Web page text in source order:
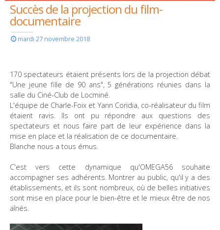
Succès de la projection du film-
documentaire
mardi 27 novembre 2018
170 spectateurs étaient présents lors de la projection débat
"Une jeune fille de 90 ans", 5 générations réunies dans la
salle du Ciné-Club de Locminé.
L'équipe de Charle-Foix et Yann Coridia, co-réalisateur du film
étaient ravis. Ils ont pu répondre aux questions des
spectateurs et nous faire part de leur expérience dans la
mise en place et la réalisation de ce documentaire.
Blanche nous a tous émus.
C'est vers cette dynamique qu'OMEGA56 souhaite
accompagner ses adhérents. Montrer au public, qu'il y a des
établissements, et ils sont nombreux, où de belles initiatives
sont mise en place pour le bien-être et le mieux être de nos
aînés.